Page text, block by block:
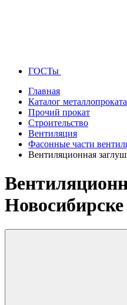
ГОСТы
Главная
Каталог металлопроката
Прочий прокат
Строительство
Вентиляция
Фасонные части
Вентиляционная
Новосибирске